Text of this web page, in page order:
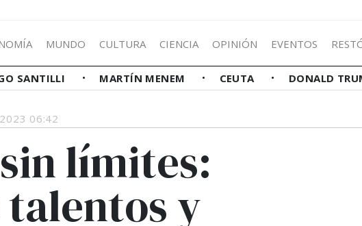
MUNDO CULTURA CIENCIA OPINIÓN EVENTOS
SANTILLI MARTÍN MENEM CEUTA DONALD
06:42
límites:
y